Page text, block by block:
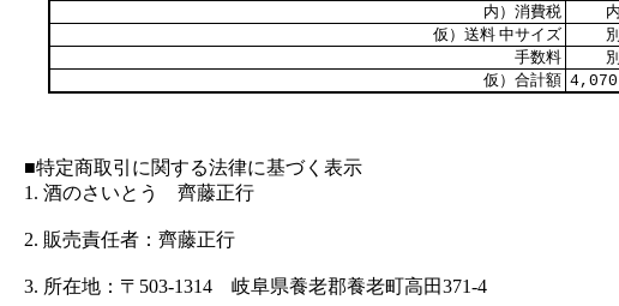
内）消費税
仮）送料 中サイズ
手数料
仮）合計額 4,070
■特定商取引に関する法律に基づく表示
1. 酒のさいとう 齊藤正行
2. 販売責任者：齊藤正行
3. 所在地：〒503-1314 岐阜県養老郡養老町高田371-4